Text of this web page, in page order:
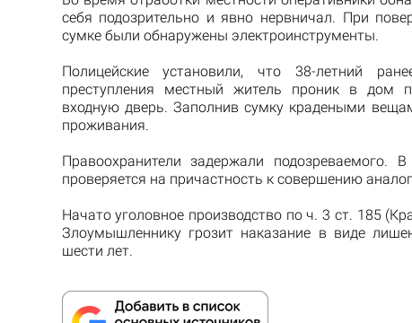
себя подозрительно и явно нервничал. При
сумке были обнаружены электроинструменты.
Полицейские установили, что 38-летний
преступления местный житель проник в дом
входную дверь. Заполнив сумку крадеными
проживания.
Правоохранители задержали подозреваемого.
проверяется на причастность к совершению
Начато уголовное производство по ч. 3 ст. 185
Злоумышленнику грозит наказание в виде
шести лет.